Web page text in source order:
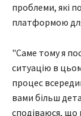
проблеми, які
платформою
"Саме тому я
ситуацію в
процес
вами більш
сподіваюся, що